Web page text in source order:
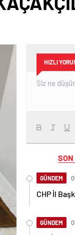
HIZLI
GÜNDEM
CHP İl
GÜNDEM